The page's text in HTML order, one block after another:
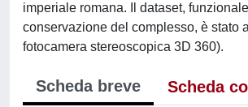
imperiale romana. Il dataset,
conservazione del complesso, è stato
fotocamera stereoscopica 3D 360).
Scheda breve Scheda